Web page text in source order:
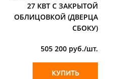
27 КВТ С ЗАКРЫТОЙ
ОБЛИЦОВКОЙ (ДВЕРЦА
СБОКУ)
505 200 руб./шт.
КУПИТЬ